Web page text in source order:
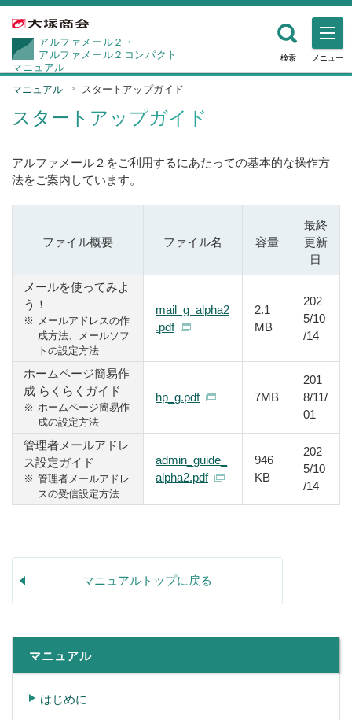
アルファメール２・
アルファメール２コンパクト
マニュアル
検索 メニュー
マニュアル スタートアップガイド
スタートアップガイド
アルファメール２をご利用するにあたっての基本的な操作方
法をご案内しています。
ファイル概要 ファイル名 容量
最終
更新
日
メールを使ってみよ
う！
※ メールアドレスの作
成方法、メールソフ
トの設定方法
mail_g_alpha2
.pdf
2.1
MB
202
5/10
/14
ホームページ簡易作
成 らくらくガイド
※ ホームページ簡易作
成の設定方法
hp_g.pdf 7MB
201
8/11/
01
管理者メールアドレ
ス設定ガイド
※ 管理者メールアドレ
スの受信設定方法
admin_guide_
alpha2.pdf
946
KB
202
5/10
/14
マニュアルトップに戻る
マニュアル
はじめに